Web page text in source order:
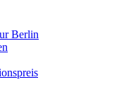
Berlin